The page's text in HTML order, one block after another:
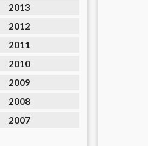
2013
2012
2011
2010
2009
2008
2007